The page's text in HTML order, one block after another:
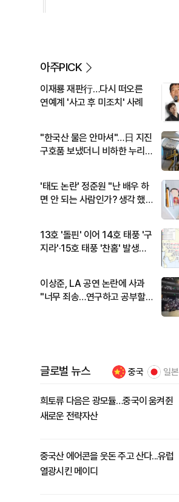
아주PICK
이재룡 재판行…다시 떠오른
연예계 '사고 후 미조치' 사례
"한국산 물은 안마셔"…日 지진
구호품 보냈더니 비하한 누리
'태도 논란' 정준원 "난 배우 하
면 안 되는 사람인가? 생각 했
13호 '돌핀' 이어 14호 태풍 '구
지라'·15호 태풍 '찬홈' 발생…
이상준, LA 공연 논란에 사과
"너무 죄송…연구하고 공부할
글로벌 뉴스 중국 일본
희토류 다음은 광모듈…중국이 움켜쥔
새로운 전략자산
중국산 에어콘을 웃돈 주고 산다...유럽
열광시킨 메이디